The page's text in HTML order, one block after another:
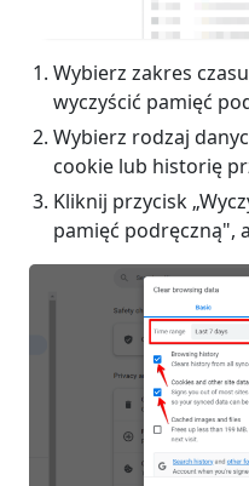
Wybierz zakres
wyczyścić pamięć
Wybierz rodzaj
cookie lub historię
Kliknij przycisk
pamięć podręczną",